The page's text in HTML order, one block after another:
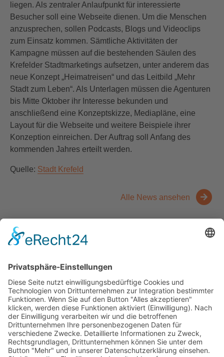
liegen. Als zentraler Anlaufpunkt für interessierte
Besucher soll eine Webseite dienen. Um die Menschen
anzusprechen, sollen Podcasts, Blogs und Videoclips
zum Einsatz kommen. Sämtliche Aktivitäten der
Kampagne müssen auf die bestehenden Säulen des
Krefelder Stadtmarketings aufsetzen, unter anderem das
neue Konzept „Heimatreisen“ und das Leitbild „Mehr
Stadt zum Leben“. Als Unterlagen müssen die Agenturen
bis Mitte Oktober ihr Interesse bekunden und
anschließend eine Konzeptskizze, Mediapläne, eine
Layout für die Webseite und weitere Beispiele ihrer
Konzeption einreichen. Der Auftrag soll Anfang des
kommenden Jahres erteilt werden.
Quelle: Stadt Krefeld
Alle News ansehen